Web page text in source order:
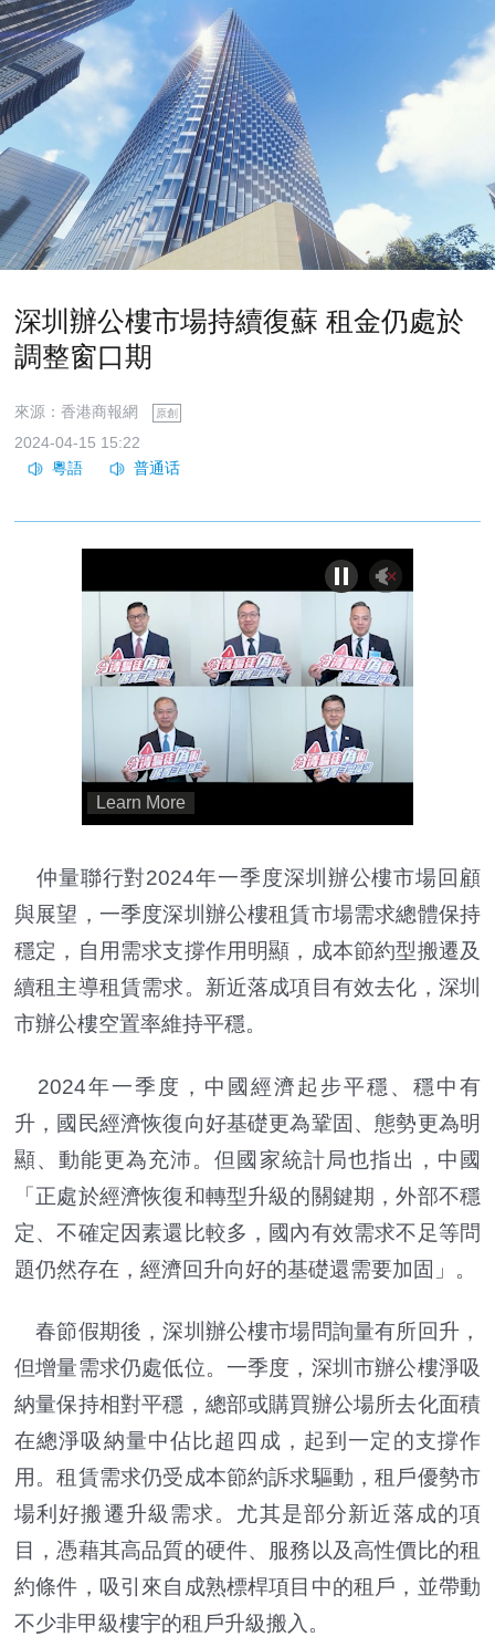
深圳辦公樓市場持續復蘇 租金仍處於
調整窗口期
來源：香港商報網 原創
2024-04-15 15:22
仲量聯行對2024年一季度深圳辦公樓市場回顧
與展望，一季度深圳辦公樓租賃市場需求總體保持
穩定，自用需求支撐作用明顯，成本節約型搬遷及
續租主導租賃需求。新近落成項目有效去化，深圳
市辦公樓空置率維持平穩。
2024年一季度，中國經濟起步平穩、穩中有
升，國民經濟恢復向好基礎更為鞏固、態勢更為明
顯、動能更為充沛。但國家統計局也指出，中國
「正處於經濟恢復和轉型升級的關鍵期，外部不穩
定、不確定因素還比較多，國內有效需求不足等問
題仍然存在，經濟回升向好的基礎還需要加固」。
春節假期後，深圳辦公樓市場問詢量有所回升，
但增量需求仍處低位。一季度，深圳市辦公樓淨吸
納量保持相對平穩，總部或購買辦公場所去化面積
在總淨吸納量中佔比超四成，起到一定的支撐作
用。租賃需求仍受成本節約訴求驅動，租戶優勢市
場利好搬遷升級需求。尤其是部分新近落成的項
目，憑藉其高品質的硬件、服務以及高性價比的租
約條件，吸引來自成熟標桿項目中的租戶，並帶動
不少非甲級樓宇的租戶升級搬入。